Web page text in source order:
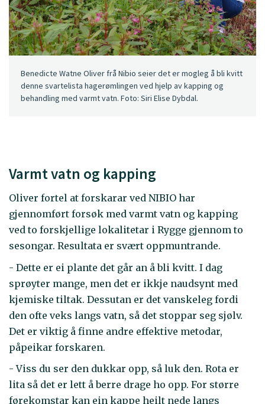
Benedicte Watne Oliver frå Nibio seier det er mogleg å bli kvitt
denne svartelista hagerømlingen ved hjelp av kapping og
behandling med varmt vatn. Foto: Siri Elise Dybdal.
Varmt vatn og kapping
Oliver fortel at forskarar ved NIBIO har
gjennomført forsøk med varmt vatn og kapping
ved to forskjellige lokalitetar i Rygge gjennom to
sesongar. Resultata er svært oppmuntrande.
- Dette er ei plante det går an å bli kvitt. I dag
sprøyter mange, men det er ikkje naudsynt med
kjemiske tiltak. Dessutan er det vanskeleg fordi
den ofte veks langs vatn, så det stoppar seg sjølv.
Det er viktig å finne andre effektive metodar,
påpeikar forskaren.
- Viss du ser den dukkar opp, så luk den. Rota er
lita så det er lett å berre drage ho opp. For større
førekomstar kan ein kappe heilt nede langs